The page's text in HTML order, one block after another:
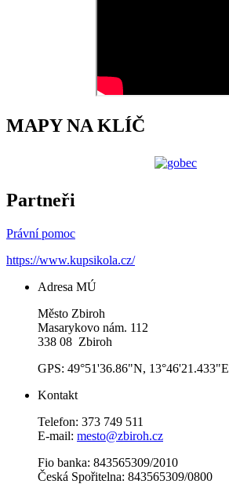
MAPY NA KLÍČ
Partneři
Právní pomoc
https://www.kupsikola.cz/
Adresa MÚ
Město Zbiroh
Masarykovo nám. 112
338 08 Zbiroh
GPS: 49°51'36.86"N, 13°46'21.433"E
Kontakt
Telefon: 373 749 511
E-mail: mesto@zbiroh.cz
Fio banka: 843565309/2010
Česká Spořitelna: 843565309/0800